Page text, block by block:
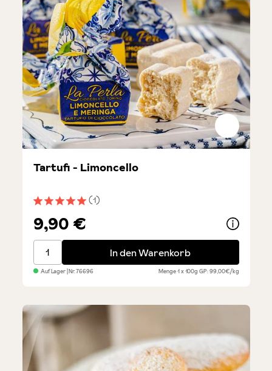
Durchschnittliche Bewertung von 5 von 5 Sternen
(1)
Tartufi - Limoncello
9,90 €
Tartufi - LimoncelloIn den Warenkorb
Auf Lager| Nr.76696 Menge1 x 100gGP: 99,00€/kg